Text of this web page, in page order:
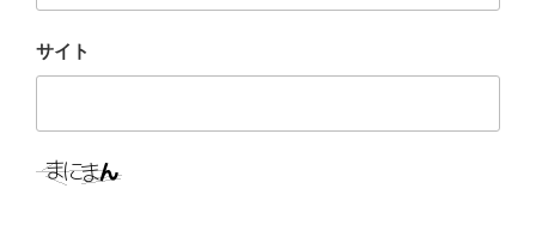
サイト